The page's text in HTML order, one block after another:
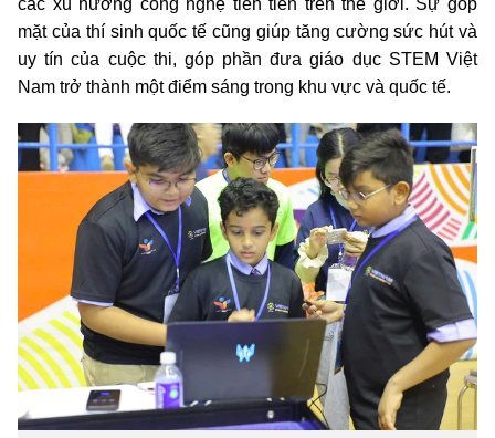
các xu hướng công nghệ tiên tiến trên thế giới. Sự góp
mặt của thí sinh quốc tế cũng giúp tăng cường sức hút và
uy tín của cuộc thi, góp phần đưa giáo dục STEM Việt
Nam trở thành một điểm sáng trong khu vực và quốc tế.